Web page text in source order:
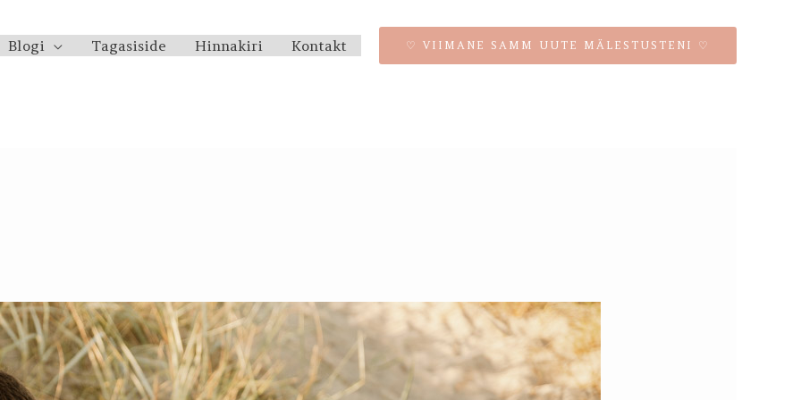
Blogi Tagasiside Hinnakiri Kontakt ♡ VIIMANE SAMM UUTE MÄLESTUSTENI ♡